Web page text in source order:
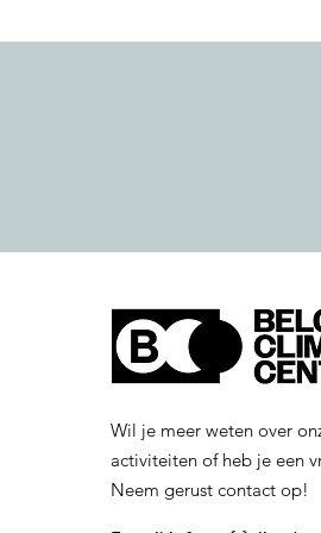
Wil je meer weten over
activiteiten of heb je een
Neem gerust contact op!